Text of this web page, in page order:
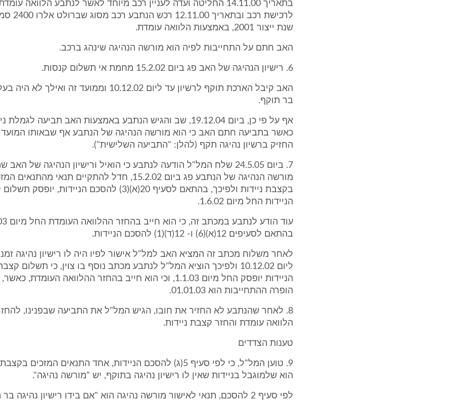
בתאריך 14.11.00 החליטה ועדה לעניין רכב מיוחד לאשר לנתבע הלוואה
לרכישת רכב ובתאריך
שנת ייצור 2001, באמצעות הלוואה עומדת.
האב חתם על התחייבות לפיה הוא מורשה הנהיגה שינהג ברכב.
6. רישיון הנהיגה של האב פג ביום 15.2.02 מחמת אי תשלום קנסות.
האב קיבל הארכת תוקף לרשיון עד ליום 10.12.02 וממועד זה ואילך
בר תוקף.
אף על פי כן, ביום 19.12.04, שב והגיש הנתבע באמצעות האב תביעה לגמלת
כאשר בתביעה חתם האב כי הוא מורשה הנהיגה של הנתבע אף שבאותו
החזיק ברשיון נהיגה תקף (להלן: "התביעה השלישית").
7. ביום 24.5.05 שלח המל"ל הודעה לנתבע כי הואיל ורישיון הנהיגה של האב
מורשה הנהיגה של הנתבע פג ביום 15.2.02, חדל להתקיים תנאי מהתנאים
בקצבת ניידות ולפיכך, בהתאם לסעיף 20(א)(3) להסכם הניידות,
הניידות החל מיום 1.6.02.
בהתאם לסעיפים 12(א)(6) ו- 12(ד)(1) להסכם הניידות.
לאחר משלוח מכתב זה המציא האב למל"ל אישור לפיו היה לו רישיון נהיגה
ליום 10.12.02 ולפיכך הוציא המל"ל לנתבע מכתב נוסף בו צוין, כי תשלום
הניידות יופסק החל מיום 1.1.03, וכי הוא חייב בהחזר ההלוואה העומדת,
הופרה ההתחייבות הוא 01.01.03.
8. לאחר שהנתבע לא החזיר את חובו, הגיש המל"ל את התביעה שבפנינו,
הלוואה עומדת והחזר קצבת ניידות.
טענות הצדדים
9. טוען המל"ל, כי לפי סעיף 5(ג) להסכם הניידות, אחד התנאים המזכים
הוא שלמוגבל בניידות שאין לו רישיון נהיגה בתוקף, יש "מורשה נהיגה".
לפי סעיף 2 להסכם, תנאי לאישור מורשה נהיגה הוא "אם בידו רישיון נהיגה בר תוקף".